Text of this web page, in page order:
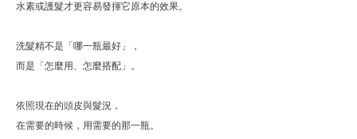
水素或護髮才更容易發揮它原本的效果。
洗髮精不是「哪一瓶最好」，
而是「怎麼用、怎麼搭配」。
依照現在的頭皮與髮況，
在需要的時候，用需要的那一瓶。